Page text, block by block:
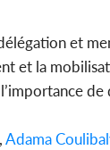
et
et la
Adama